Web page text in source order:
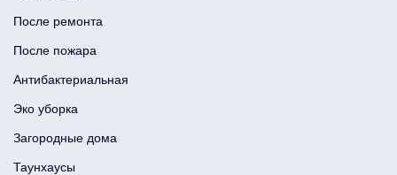
После ремонта
После пожара
Антибактериальная
Эко уборка
Загородные дома
Таунхаусы